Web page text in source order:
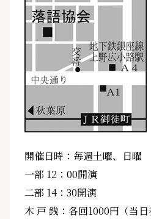
開催日時：毎週土曜、日曜
一部 12：00開演
二部 14：30開演
木 戸 銭：各回1000円（当日